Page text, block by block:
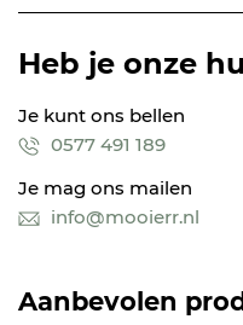
Heb je onze
Je kunt ons bellen
0577 491 189
Je mag ons mailen
info@mooierr.nl
Aanbevolen